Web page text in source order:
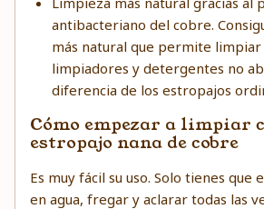
antibacteriano del cobre.
más natural que permite limpiar
limpiadores y detergentes no
diferencia de los estropajos
Cómo empezar a limpiar
estropajo nana de cobre
Es muy fácil su uso. Solo tienes que
en agua, fregar y aclarar todas las